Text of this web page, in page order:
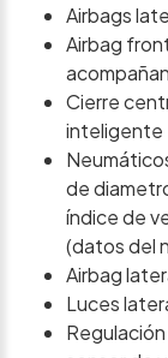
Airbags
Airbag
Cierre
inteligente
de
índice de
(datos del
Airbag
Luces